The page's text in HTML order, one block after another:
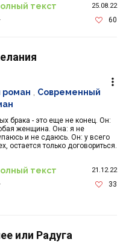
текст 25.08.22
60
брака - это еще не конец. Он:
женщина. Она: я не
и не сдаюсь. Он: у всего
остается только договориться.
роман
Современный
текст 21.12.22
33
или Радуга